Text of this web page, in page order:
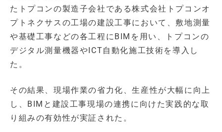
たトプコンの製造子会社である株式会社トプコンオ
プトネクサスの工場の建設工事において、敷地測量
や基礎工事などの各工程にBIMを用い、トプコンの
デジタル測量機器やICT自動化施工技術を導入し
た。
その結果、現場作業の省力化、生産性が大幅に向上
し、BIMと建設工事現場の連携に向けた実践的な取
り組みの有効性が実証された。